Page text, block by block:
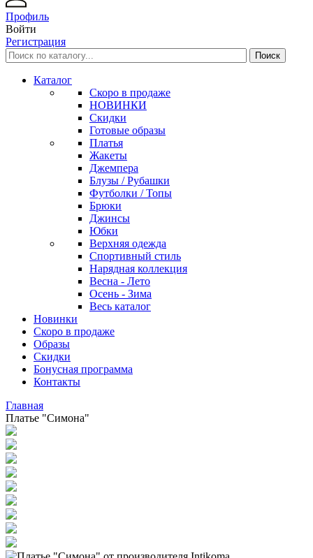
Профиль
Войти
Регистрация
Каталог
Скоро в продаже
НОВИНКИ
Скидки
Готовые образы
Платья
Жакеты
Джемпера
Блузы / Рубашки
Футболки / Топы
Брюки
Джинсы
Юбки
Верхняя одежда
Спортивный стиль
Нарядная коллекция
Весна - Лето
Осень - Зима
Весь каталог
Новинки
Скоро в продаже
Образы
Скидки
Бонусная программа
Контакты
Главная
Платье "Симона"